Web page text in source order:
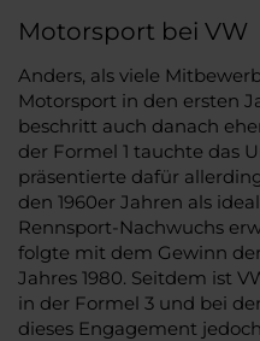
Motorsport bei VW
Anders, als viele
Motorsport in den ersten
beschritt auch danach
der Formel 1 tauchte das
präsentierte dafür
den 1960er Jahren als
Rennsport-Nachwuchs
folgte mit dem Gewinn
Jahres 1980. Seitdem ist
in der Formel 3 und bei
dieses Engagement